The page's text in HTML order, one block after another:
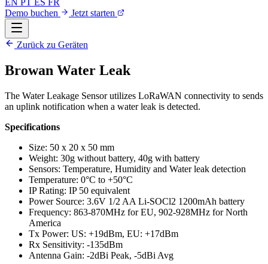
EN PT ES FR
Demo buchen
Jetzt starten
Zurück zu Geräten
Browan Water Leak
The Water Leakage Sensor utilizes LoRaWAN connectivity to sends
an uplink notification when a water leak is detected.
Specifications
Size: 50 x 20 x 50 mm
Weight: 30g without battery, 40g with battery
Sensors: Temperature, Humidity and Water leak detection
Temperature: 0°C to +50°C
IP Rating: IP 50 equivalent
Power Source: 3.6V 1/2 AA Li-SOCl2 1200mAh battery
Frequency: 863-870MHz for EU, 902-928MHz for North
America
Tx Power: US: +19dBm, EU: +17dBm
Rx Sensitivity: -135dBm
Antenna Gain: -2dBi Peak, -5dBi Avg